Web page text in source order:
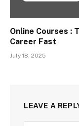
Online Courses :
Career Fast
July 18, 2025
LEAVE A